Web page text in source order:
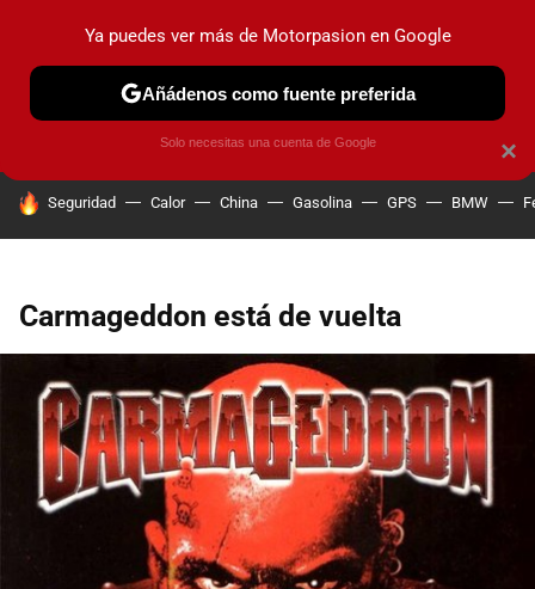
PRUEBAS COCHES ELÉCTRICOS OBSERVATORIO
HOY SE HABLA DE
Seguridad Calor China Gasolina GPS BMW
Carmageddon está de vuelta
×
Ya puedes ver más de Motorpasion en Google
Añádenos como fuente preferida
Solo necesitas una cuenta de Google